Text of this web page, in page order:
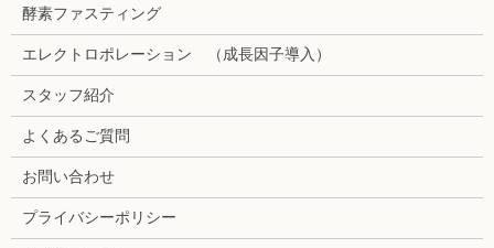
酵素ファスティング
エレクトロポレーション （成長因子導入）
スタッフ紹介
よくあるご質問
お問い合わせ
プライバシーポリシー